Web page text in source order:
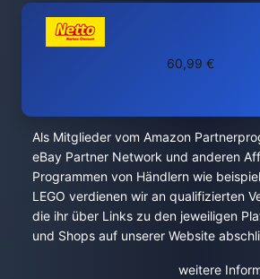
60,99 €
Als Mitglieder vom Amazon
eBay Partner Network und anderen
Programmen von Händlern wie
LEGO verdienen wir an qualifizierten
die ihr über Links zu den jeweiligen
und Shops auf unserer Website
weitere